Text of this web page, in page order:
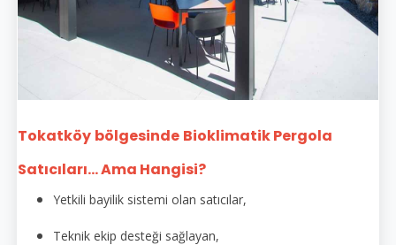
Tokatköy bölgesinde Bioklimatik Pergola
Satıcıları... Ama Hangisi?
Yetkili bayilik sistemi olan satıcılar,
Teknik ekip desteği sağlayan,